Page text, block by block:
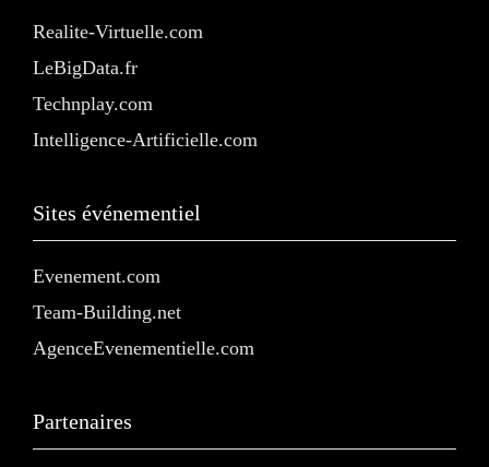
Realite-Virtuelle.com
LeBigData.fr
Technplay.com
Intelligence-Artificielle.com
Sites événementiel
Evenement.com
Team-Building.net
AgenceEvenementielle.com
Partenaires